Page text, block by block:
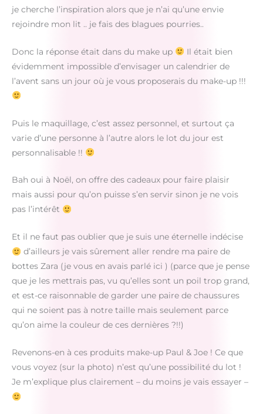
je cherche l’inspiration alors que je n’ai qu’une envie
rejoindre mon lit .. je fais des blagues pourries..
Donc la réponse était dans du make up
Il était bien
évidemment impossible d’envisager un calendrier de
l’avent sans un jour où je vous proposerais du make-up !!!
Puis le maquillage, c’est assez personnel, et surtout ça
varie d’une personne à l’autre alors le lot du jour est
personnalisable !!
Bah oui à Noël, on offre des cadeaux pour faire plaisir
mais aussi pour qu’on puisse s’en servir sinon je ne vois
pas l’intérêt
Et il ne faut pas oublier que je suis une éternelle indécise
d’ailleurs je vais sûrement aller rendre ma paire de
bottes Zara (je vous en avais parlé ici ) (parce que je pense
que je les mettrais pas, vu qu’elles sont un poil trop grand,
et est-ce raisonnable de garder une paire de chaussures
qui ne soient pas à notre taille mais seulement parce
qu’on aime la couleur de ces dernières ?!!)
Revenons-en à ces produits make-up Paul & Joe ! Ce que
vous voyez (sur la photo) n’est qu’une possibilité du lot !
Je m’explique plus clairement – du moins je vais essayer –